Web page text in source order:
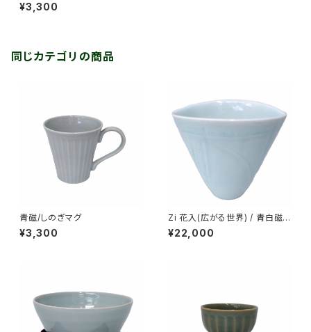
¥3,300
同じカテゴリの商品
青磁/しのぎマグ
¥3,300
Zi 花入(広がる世界) / 青白磁
【送料無料】
¥22,000